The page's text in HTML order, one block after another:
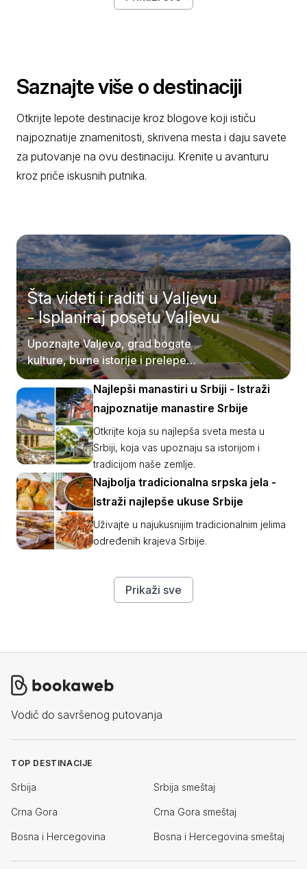
Saznajte više o destinaciji
Otkrijte lepote destinacije kroz blogove koji ističu
najpoznatije znamenitosti, skrivena mesta i daju savete
za putovanje na ovu destinaciju. Krenite u avanturu
kroz priče iskusnih putnika.
Šta videti i raditi u Valjevu
- Isplaniraj posetu Valjevu
Upoznajte Valjevo, grad bogate
kulture, burne istorije i prelepe
prirode.
Najlepši manastiri u Srbiji - Istraži
najpoznatije manastire Srbije
Otkrijte koja su najlepša sveta mesta u
Srbiji, koja vas upoznaju sa istorijom i
tradicijom naše zemlje.
Najbolja tradicionalna srpska jela -
Istraži najlepše ukuse Srbije
Uživajte u najukusnijim tradicionalnim jelima
određenih krajeva Srbije.
Prikaži sve
Vodič do savršenog putovanja
TOP DESTINACIJE
Srbija Srbija smeštaj
Crna Gora Crna Gora smeštaj
Bosna i Hercegovina Bosna i Hercegovina smeštaj